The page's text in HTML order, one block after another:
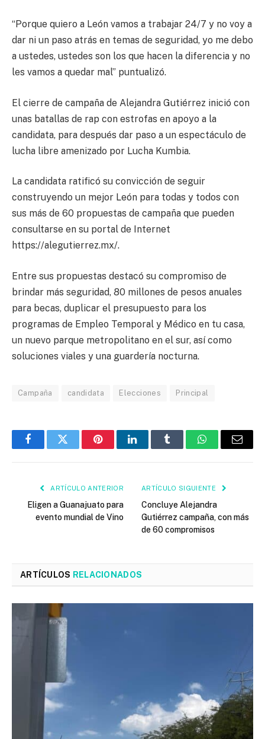
“Porque quiero a León vamos a trabajar 24/7 y no voy a
dar ni un paso atrás en temas de seguridad, yo me debo
a ustedes, ustedes son los que hacen la diferencia y no
les vamos a quedar mal” puntualizó.
El cierre de campaña de Alejandra Gutiérrez inició con
unas batallas de rap con estrofas en apoyo a la
candidata, para después dar paso a un espectáculo de
lucha libre amenizado por Lucha Kumbia.
La candidata ratificó su convicción de seguir
construyendo un mejor León para todas y todos con
sus más de 60 propuestas de campaña que pueden
consultarse en su portal de Internet
https://alegutierrez.mx/.
Entre sus propuestas destacó su compromiso de
brindar más seguridad, 80 millones de pesos anuales
para becas, duplicar el presupuesto para los
programas de Empleo Temporal y Médico en tu casa,
un nuevo parque metropolitano en el sur, así como
soluciones viales y una guardería nocturna.
Campaña candidata Elecciones Principal
FacebookTwitter PinterestLinkedInTumblr WhatsAppEmail
ARTÍCULO ANTERIOR
Eligen a Guanajuato para
evento mundial de Vino
ARTÍCULO SIGUIENTE
Concluye Alejandra
Gutiérrez campaña, con más
de 60 compromisos
ARTÍCULOS RELACIONADOS